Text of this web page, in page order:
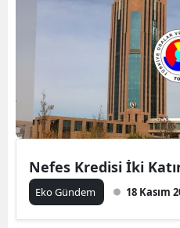
Nefes Kredisi İki
Eko Gündem 18 Kasım